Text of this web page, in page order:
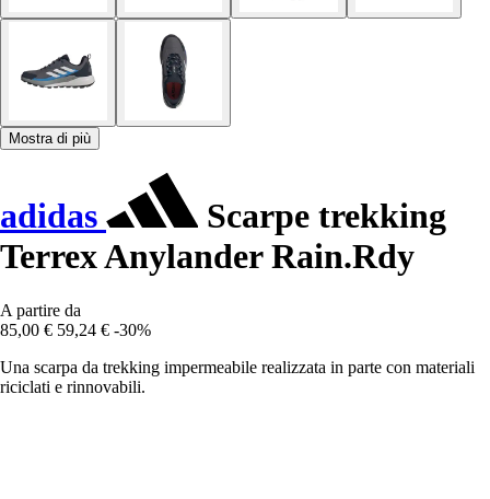
Mostra di più
adidas
Scarpe trekking
Terrex Anylander Rain.Rdy
A partire da
85,00 € 59,24 € -30%
Una scarpa da trekking impermeabile realizzata in parte con materiali
riciclati e rinnovabili.